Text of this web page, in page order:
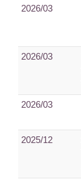
2026/03
2026/03
2026/03
2025/12